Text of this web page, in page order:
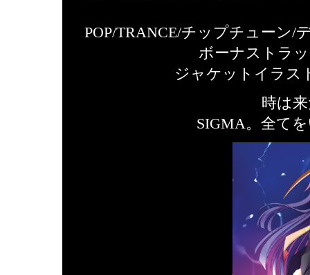
POP/TRANCE/チップチューン/
ボーナストラ
ジャケットイラス
時は
SIGMA。全て